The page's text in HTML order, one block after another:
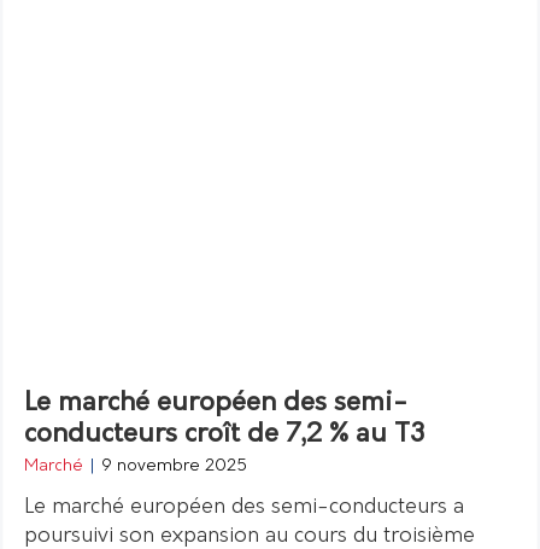
Le marché européen des semi-
conducteurs croît de 7,2 % au T3
Marché 9 novembre 2025
Le marché européen des semi-conducteurs a
poursuivi son expansion au cours du troisième